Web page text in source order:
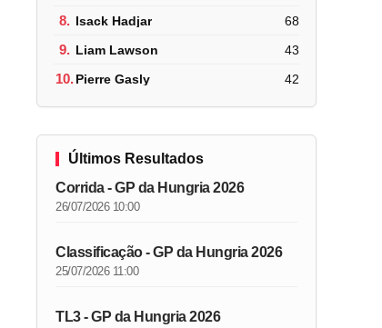
8. Isack Hadjar 68
9. Liam Lawson 43
10.Pierre Gasly 42
Últimos Resultados
Corrida - GP da Hungria 2026
26/07/2026 10:00
Classificação - GP da Hungria 2026
25/07/2026 11:00
TL3 - GP da Hungria 2026